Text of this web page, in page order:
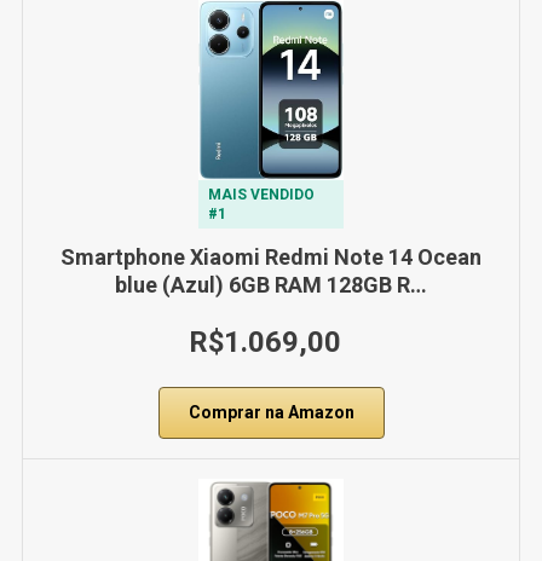
MAIS VENDIDO
#1
Smartphone Xiaomi Redmi Note 14 Ocean
blue (Azul) 6GB RAM 128GB R…
R$1.069,00
Comprar na Amazon